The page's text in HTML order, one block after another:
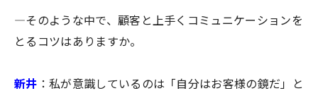
―そのような中で、顧客と上手くコミュニケーションを
とるコツはありますか。
新井 ：私が意識しているのは「自分はお客様の鏡だ」と